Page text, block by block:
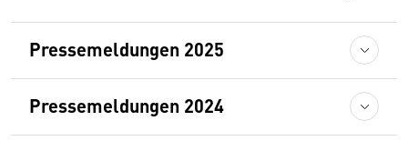
Pressemeldungen 2025
Pressemeldungen 2024